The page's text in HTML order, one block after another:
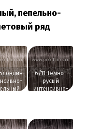
пепельно-
ряд
www.profhairs.ru
6/11 Темно-
русый
интенсивно-